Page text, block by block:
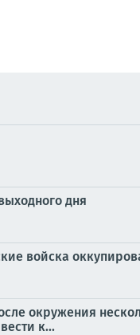
дня
войска
окружения
к...